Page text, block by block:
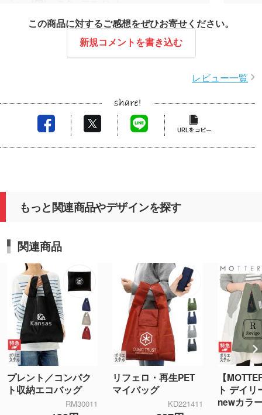
このたびはリピート発注をいただき、誠にありがと
商品の仕上がり・担当者の対応についてご満足いた
今後もお客様のご希望に沿えるように努めさせてい
ただきますので、機会ございましたらぜひご利用い
ただけますと幸いです。
この商品に対するご感想をぜひお寄せください。
新規コメントを書き込む
レビュー一覧
もっと関連商品やデザインを探す
関連商品
プレント／コンパク
ト収納エコバッグ
RM30011
リフェロ・再生PET
マイバッグ
KD221411
【
ト デイリ
newカラ